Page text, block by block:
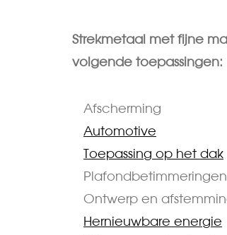
Strekmetaal met fijne
volgende toepassingen:
Afscherming
Automotive
Toepassing op het dak
Plafondbetimmeringen
Ontwerp en
Hernieuwbare energie